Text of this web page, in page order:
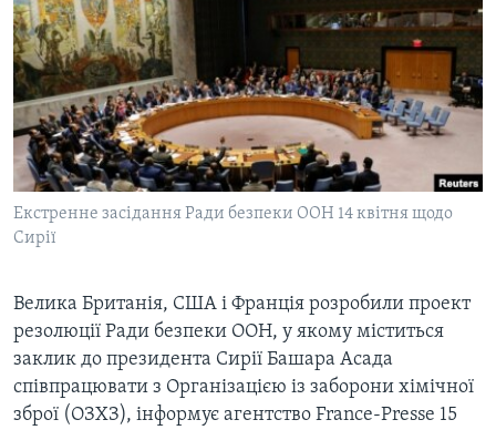
СУСПІЛЬСТВО
ЕКОНОМІКА
ІСТОРІЇ УСПІХУ УКРАЇНЦІВ
ТЕЛЕПРОГРАМИ
ЧАС-TIME
БРИФІНГ ГОЛОСУ АМЕРИКИ
СТУДІЯ ВАШИНГТОН
ВІКНО В АМЕРИКУ
ПРАЙМ-ТАЙМ
ENGLISH
Learning English
Мови
Екстренне засідання Ради безпеки ООН 14 квітня щодо
Сирії
Велика Британія, США і Франція розробили проект
резолюції Ради безпеки ООН, у якому міститься
заклик до президента Сирії Башара Асада
співпрацювати з Організацією із заборони хімічної
зброї (ОЗХЗ), інформує агентство France-Presse 15